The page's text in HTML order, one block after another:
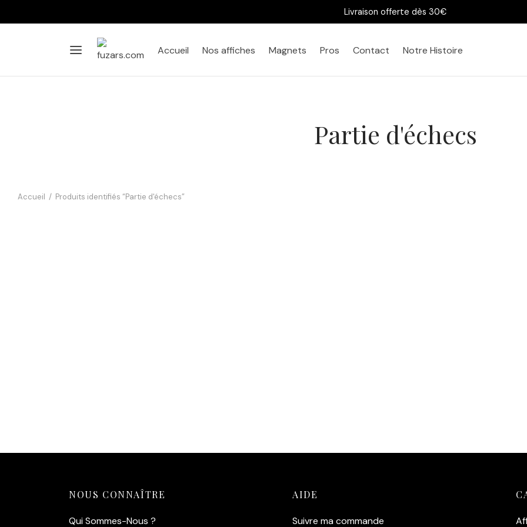
Livraison offerte dès 30€
Accueil Nos affiches Magnets Pros Contact Notre Histoire
Partie d'échecs
Accueil / Produits identifiés “Partie d'échecs”
NOUS CONNAÎTRE
Qui Sommes-Nous ?
AIDE
Suivre ma commande